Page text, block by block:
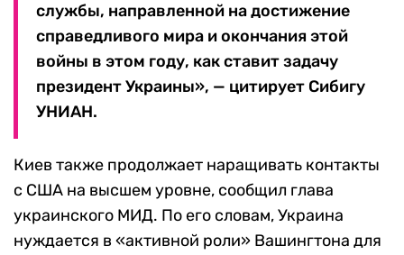
службы, направленной на достижение
справедливого мира и окончания этой
войны в этом году, как ставит задачу
президент Украины», — цитирует Сибигу
УНИАН.
Киев также продолжает наращивать контакты
с США на высшем уровне, сообщил глава
украинского МИД. По его словам, Украина
нуждается в «активной роли» Вашингтона для